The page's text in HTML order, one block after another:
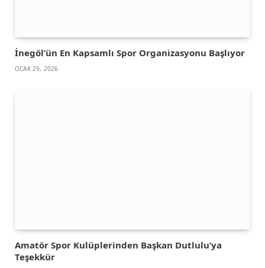
İnegöl’ün En Kapsamlı Spor Organizasyonu Başlıyor
OCAK 29, 2026
Amatör Spor Kulüplerinden Başkan Dutlulu’ya
Teşekkür